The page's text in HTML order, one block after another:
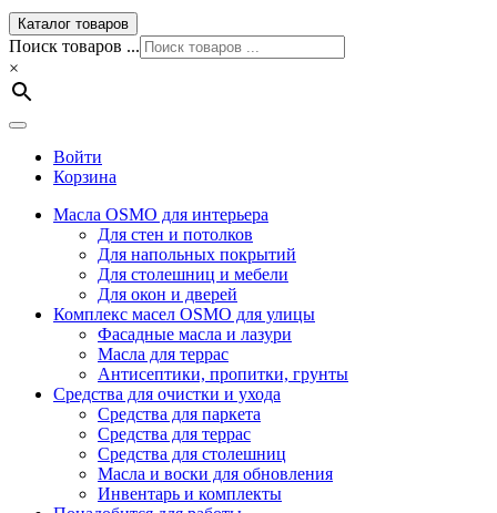
Каталог товаров
Поиск товаров ...
×
Войти
Корзина
Масла OSMO для интерьера
Для стен и потолков
Для напольных покрытий
Для столешниц и мебели
Для окон и дверей
Комплекс масел OSMO для улицы
Фасадные масла и лазури
Масла для террас
Антисептики, пропитки, грунты
Средства для очистки и ухода
Средства для паркета
Средства для террас
Средства для столешниц
Масла и воски для обновления
Инвентарь и комплекты